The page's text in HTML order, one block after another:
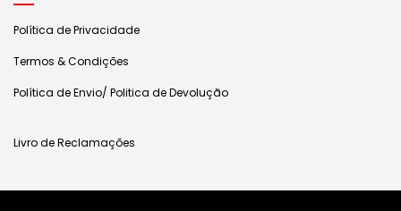
Política de Privacidade
Termos & Condições
Política de Envio/ Politica de Devolução
Livro de Reclamações